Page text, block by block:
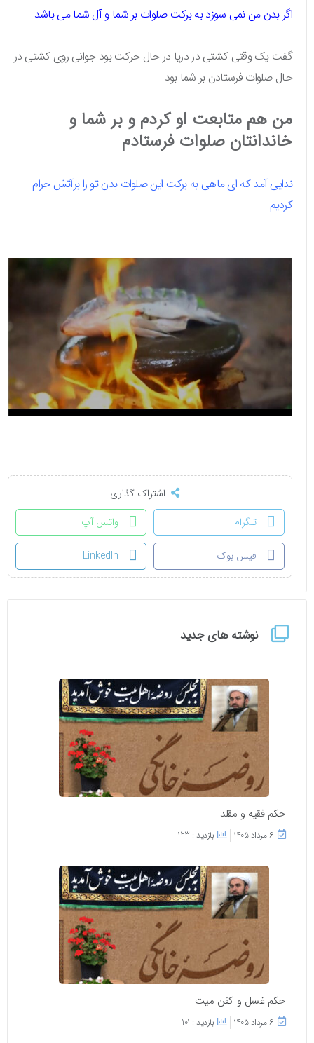
نوشته های جدید
حکم فقیه و مقلد
۶ مرداد ۱۴۰۵ بازدید : 123
حکم غسل و کفن میت
۶ مرداد ۱۴۰۵ بازدید : 101
اگر بدن من نمی سوزد به برکت صلوات بر شما و آل شما می باشد
گفت یک وقتی کشتی در دریا در حال حرکت بود جوانی روی کشتی در
حال صلوات فرستادن بر شما بود
من هم متابعت او کردم و بر شما و
خاندانتان صلوات فرستادم
ندایی آمد که ای ماهی به برکت این صلوات بدن تو را برآتش حرام
کردیم
اشتراک گذاری
تلگرام
واتس آپ
فیس بوک LinkedIn